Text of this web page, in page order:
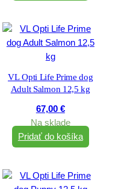
VL Opti Life Prime dog
Adult Salmon 12,5 kg
67,00 €
Na sklade
Pridať do košíka